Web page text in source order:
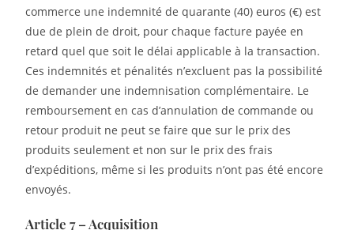
commerce une indemnité de quarante (40) euros (€) est
due de plein de droit, pour chaque facture payée en
retard quel que soit le délai applicable à la transaction.
Ces indemnités et pénalités n’excluent pas la possibilité
de demander une indemnisation complémentaire. Le
remboursement en cas d’annulation de commande ou
retour produit ne peut se faire que sur le prix des
produits seulement et non sur le prix des frais
d’expéditions, même si les produits n’ont pas été encore
envoyés.
Article 7 – Acquisition